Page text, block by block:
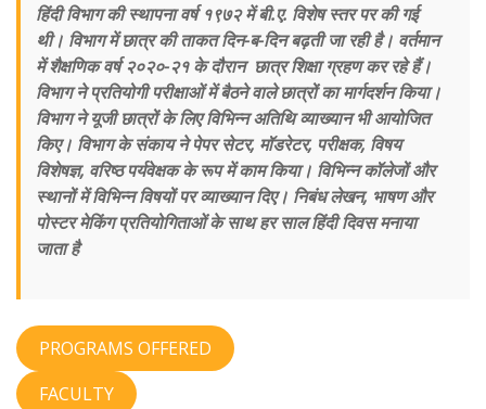
हिंदी विभाग की स्थापना वर्ष १९७२ में बी.ए. विशेष स्तर पर की गई
थी। विभाग में छात्र की ताकत दिन-ब-दिन बढ़ती जा रही है। वर्तमान
में शैक्षणिक वर्ष २०२०-२१ के दौरान छात्र शिक्षा ग्रहण कर रहे हैं।
विभाग ने प्रतियोगी परीक्षाओं में बैठने वाले छात्रों का मार्गदर्शन किया।
विभाग ने यूजी छात्रों के लिए विभिन्न अतिथि व्याख्यान भी आयोजित
किए। विभाग के संकाय ने पेपर सेटर, मॉडरेटर, परीक्षक, विषय
विशेषज्ञ, वरिष्ठ पर्यवेक्षक के रूप में काम किया। विभिन्न कॉलेजों और
स्थानों में विभिन्न विषयों पर व्याख्यान दिए। निबंध लेखन, भाषण और
पोस्टर मेकिंग प्रतियोगिताओं के साथ हर साल हिंदी दिवस मनाया
जाता है
PROGRAMS OFFERED
FACULTY